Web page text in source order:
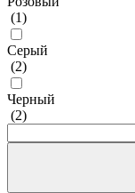
(1)
Серый
(2)
Черный
(2)